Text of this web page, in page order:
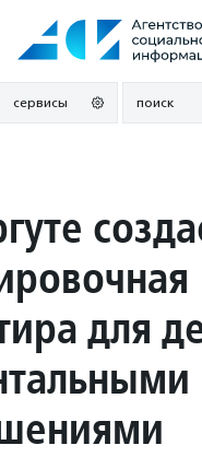
сервисы поиск
для